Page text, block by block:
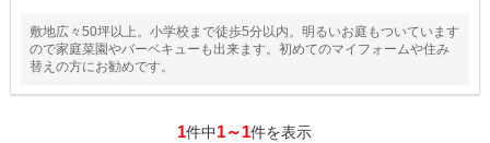
敷地広々50坪以上。小学校まで徒歩5分以内。明るいお庭もついています
ので家庭菜園やバーベキューも出来ます。初めてのマイフォームや住み
替えの方にお勧めです。
1件中1～1件を表示